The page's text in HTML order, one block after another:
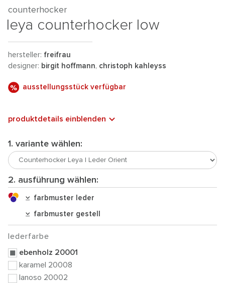
counterhocker
leya counterhocker low
hersteller: freifrau
designer: birgit hoffmann, christoph kahleyss
ausstellungsstück verfügbar
produktdetails einblenden
1. variante wählen:
2. ausführung wählen:
farbmuster leder
farbmuster gestell
lederfarbe
ebenholz 20001
karamel 20008
lanoso 20002